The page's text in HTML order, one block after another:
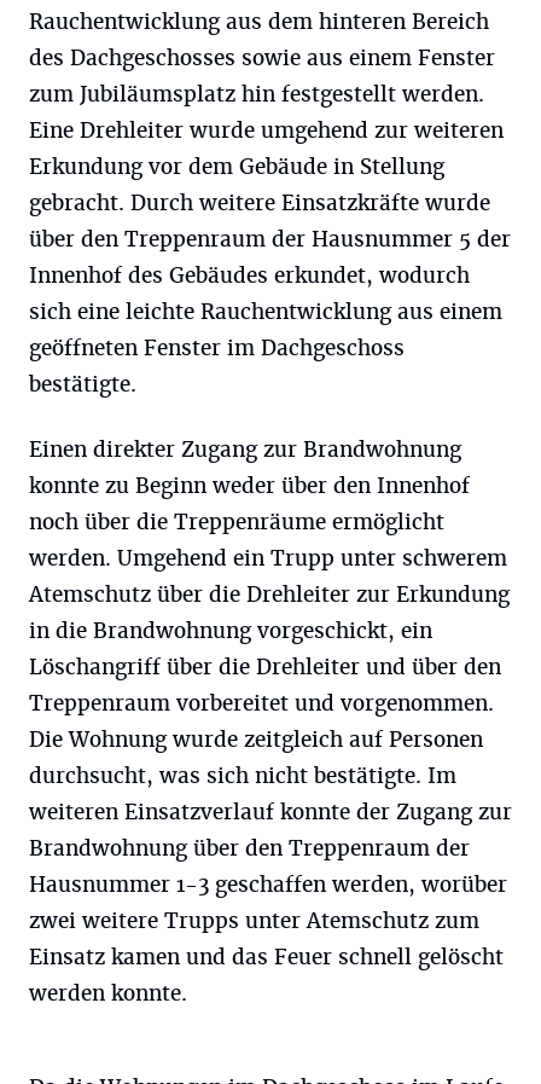
Rauchentwicklung aus dem hinteren Bereich
des Dachgeschosses sowie aus einem Fenster
zum Jubiläumsplatz hin festgestellt werden.
Eine Drehleiter wurde umgehend zur weiteren
Erkundung vor dem Gebäude in Stellung
gebracht. Durch weitere Einsatzkräfte wurde
über den Treppenraum der Hausnummer 5 der
Innenhof des Gebäudes erkundet, wodurch
sich eine leichte Rauchentwicklung aus einem
geöffneten Fenster im Dachgeschoss
bestätigte.
Einen direkter Zugang zur Brandwohnung
konnte zu Beginn weder über den Innenhof
noch über die Treppenräume ermöglicht
werden. Umgehend ein Trupp unter schwerem
Atemschutz über die Drehleiter zur Erkundung
in die Brandwohnung vorgeschickt, ein
Löschangriff über die Drehleiter und über den
Treppenraum vorbereitet und vorgenommen.
Die Wohnung wurde zeitgleich auf Personen
durchsucht, was sich nicht bestätigte. Im
weiteren Einsatzverlauf konnte der Zugang zur
Brandwohnung über den Treppenraum der
Hausnummer 1-3 geschaffen werden, worüber
zwei weitere Trupps unter Atemschutz zum
Einsatz kamen und das Feuer schnell gelöscht
werden konnte.